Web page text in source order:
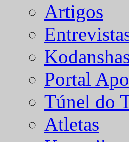
Artigos
Portal
Túnel do
Atletas